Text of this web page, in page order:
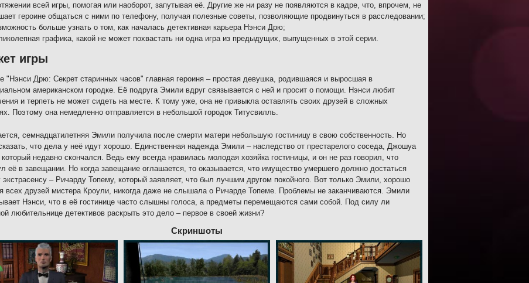
всей игры, помогая или наоборот, запутывая её. Другие же ни разу не появляются в кадре, что, впрочем, не
героине общаться с ними по телефону, получая полезные советы, позволяющие продвинуться в расследовании;
больше узнать о том, как началась детективная карьера Нэнси Дрю;
графика, какой не может похвастать ни одна игра из предыдущих, выпущенных в этой серии.
игры
"Нэнси Дрю: Секрет старинных часов" главная героиня – простая девушка, родившаяся и выросшая в
американском городке. Её подруга Эмили вдруг связывается с ней и просит о помощи. Нэнси любит
и терпеть не может сидеть на месте. К тому уже, она не привыкла оставлять своих друзей в сложных
Поэтому она немедленно отправляется в небольшой городок Титусвилль.
семнадцатилетняя Эмили получила после смерти матери небольшую гостиницу в свою собственность. Но
что дела у неё идут хорошо. Единственная надежда Эмили – наследство от престарелого соседа, Джошуа
недавно скончался. Ведь ему всегда нравилась молодая хозяйка гостиницы, и он не раз говорил, что
её в завещании. Но когда завещание оглашается, то оказывается, что имущество умершего должно достаться
экстрасенсу – Ричарду Топему, который заявляет, что был лучшим другом покойного. Вот только Эмили, хорошо
всех друзей мистера Кроули, никогда даже не слышала о Ричарде Топеме. Проблемы не заканчиваются. Эмили
Нэнси, что в её гостинице часто слышны голоса, а предметы перемещаются сами собой. Под силу ли
любительнице детективов раскрыть это дело – первое в своей жизни?
Скриншоты